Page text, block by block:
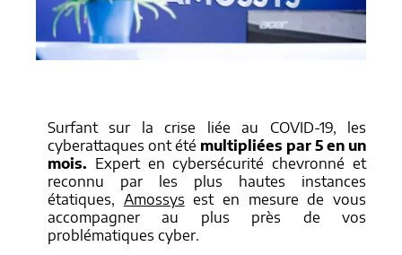
Surfant sur la crise liée au COVID-19, les
cyberattaques ont été multipliées par 5 en un
mois. Expert en cybersécurité chevronné et
reconnu par les plus hautes instances
étatiques, Amossys est en mesure de vous
accompagner au plus près de vos
problématiques cyber.